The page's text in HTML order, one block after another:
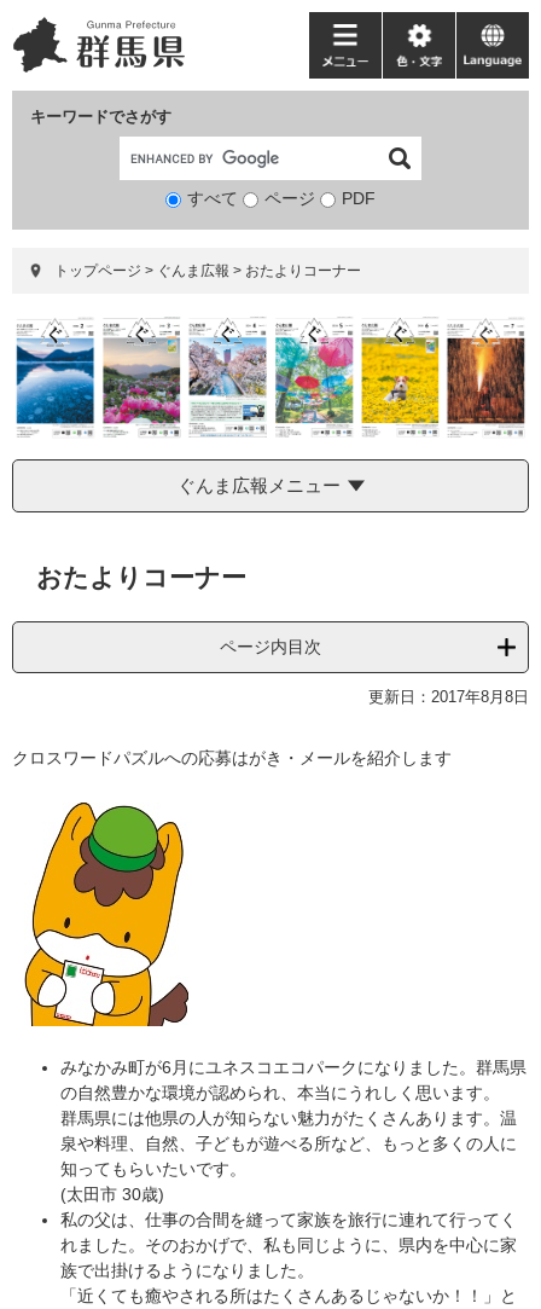
ー
ジ
ニ
ュ
て
キーワードでさがす
検
象
すべて ページ PDF
メ
ニ
ー
色・
文
language
トップページ > ぐんま広報 > おたよりコーナー
ぐんま広報メニュー
おたよりコーナー
ページ内目次
更新日：2017年8月8日
クロスワードパズルへの応募はがき・メールを紹介します
みなかみ町が6月にユネスコエコパークになりました。群馬県
の自然豊かな環境が認められ、本当にうれしく思います。
群馬県には他県の人が知らない魅力がたくさんあります。温
泉や料理、自然、子どもが遊べる所など、もっと多くの人に
知ってもらいたいです。
(太田市 30歳)
私の父は、仕事の合間を縫って家族を旅行に連れて行ってく
れました。そのおかげで、私も同じように、県内を中心に家
族で出掛けるようになりました。
「近くても癒やされる所はたくさんあるじゃないか！！」と